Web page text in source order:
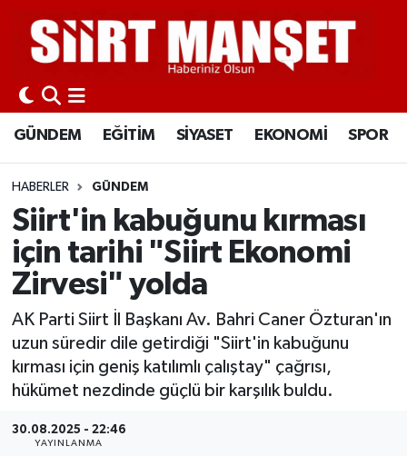
GÜNDEM EĞİTİM SİYASET EKONOMİ SPOR
HABERLER GÜNDEM
Siirt'in kabuğunu kırması
için tarihi "Siirt Ekonomi
Zirvesi" yolda
AK Parti Siirt İl Başkanı Av. Bahri Caner Özturan'ın
uzun süredir dile getirdiği "Siirt'in kabuğunu
kırması için geniş katılımlı çalıştay" çağrısı,
hükümet nezdinde güçlü bir karşılık buldu.
30.08.2025 - 22:46
YAYINLANMA
GÜNDEM
EĞİTİM
SİYASET
EKONOMİ
SPOR
KÜLTÜR-SANAT
SAĞLIK-YAŞAM
Siirt Nöbetçi Eczaneler
Siirt Hava Durumu
Siirt Namaz Vakitleri
Siirt Trafik Yoğunluk Haritası
Süper Lig Puan Durumu ve Fikstür
Tüm Manşetler
Son Dakika Haberleri
Haber Arşivi